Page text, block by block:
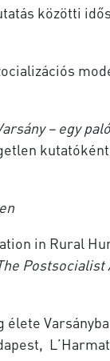
közötti
– egy
in Rural